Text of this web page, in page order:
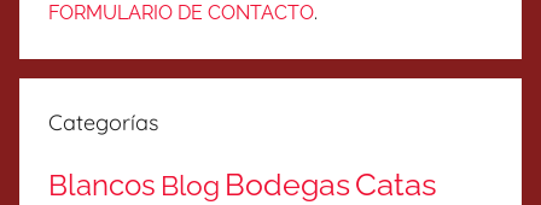
FORMULARIO DE CONTACTO.
Categorías
Blancos Blog BodegasCatas